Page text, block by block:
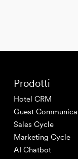
Prodotti
Hotel CRM
Guest
Sales Cycle
Marketing Cycle
AI Chatbot